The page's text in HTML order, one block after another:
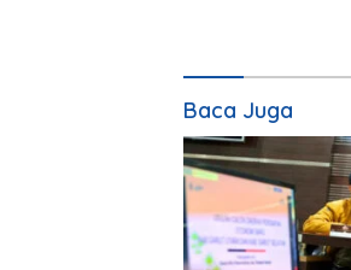
Baca Juga